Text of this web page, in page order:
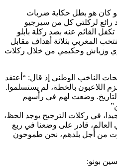
كان هو بطل حكاية ضربات
رائع لركلتي كل من سيرجيو
القائم عنه بصد ركلة بابلو
المغربي بثلاثة أهداف مقابل
وزياش وحكيمي من خلال ركلات
الناخب الوطني إذ قال: “أعتقد
اللاعبون بالخطة، لم يستسلموا.
وضعت لهم في رأسهم
في ركلات الترجيح يوجد الحظ،
العالم، قادر على وضعنا في ربع
من أجل بلدهم، نحن طموحون
بونو: